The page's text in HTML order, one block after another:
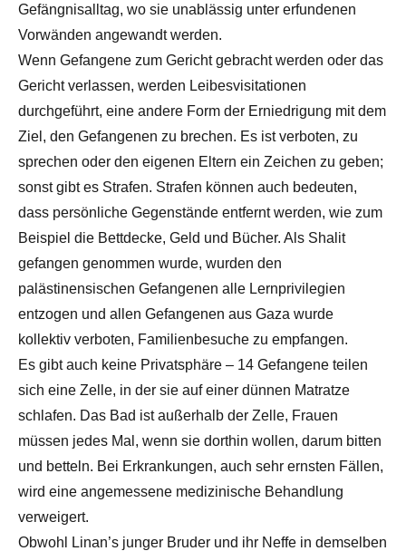
Gefängnisalltag, wo sie unablässig unter erfundenen
Vorwänden angewandt werden.
Wenn Gefangene zum Gericht gebracht werden oder das
Gericht verlassen, werden Leibesvisitationen
durchgeführt, eine andere Form der Erniedrigung mit dem
Ziel, den Gefangenen zu brechen. Es ist verboten, zu
sprechen oder den eigenen Eltern ein Zeichen zu geben;
sonst gibt es Strafen. Strafen können auch bedeuten,
dass persönliche Gegenstände entfernt werden, wie zum
Beispiel die Bettdecke, Geld und Bücher. Als Shalit
gefangen genommen wurde, wurden den
palästinensischen Gefangenen alle Lernprivilegien
entzogen und allen Gefangenen aus Gaza wurde
kollektiv verboten, Familienbesuche zu empfangen.
Es gibt auch keine Privatsphäre – 14 Gefangene teilen
sich eine Zelle, in der sie auf einer dünnen Matratze
schlafen. Das Bad ist außerhalb der Zelle, Frauen
müssen jedes Mal, wenn sie dorthin wollen, darum bitten
und betteln. Bei Erkrankungen, auch sehr ernsten Fällen,
wird eine angemessene medizinische Behandlung
verweigert.
Obwohl Linan’s junger Bruder und ihr Neffe in demselben